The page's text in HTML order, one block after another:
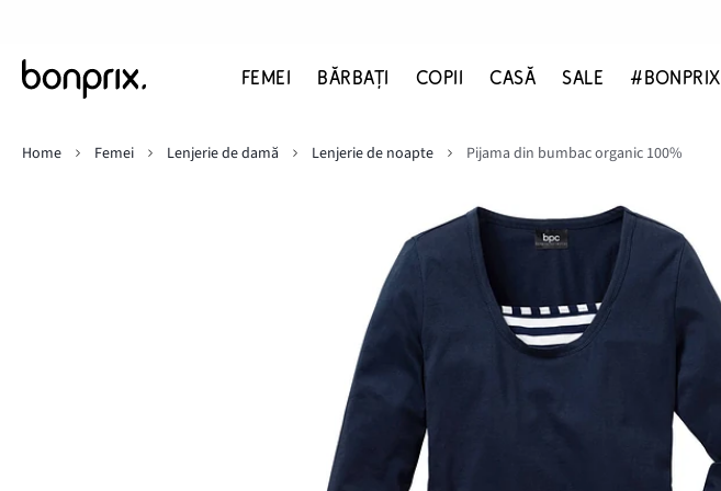
FEMEI BĂRBAŢI COPII CASĂ SALE #BONPRIX
Home
Femei Lenjerie de damă Lenjerie de noapte Pijama din bumbac organic 100%